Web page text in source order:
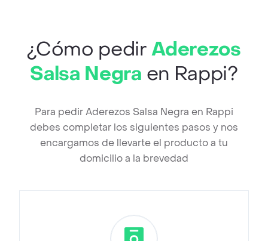
¿Cómo pedirAderezos
Salsa Negra en Rappi?
Para pedir Aderezos Salsa Negra en Rappi
debes completar los siguientes pasos y nos
encargamos de llevarte el producto a tu
domicilio a la brevedad